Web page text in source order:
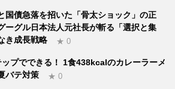
国債急落を招いた「骨太ショック」の正
ーグル日本法人元社長が斬る「選択と集
き成長戦略
★ 0
ップでできる！ 1食438kcalのカレーラーメ
バテ対策
★ 0